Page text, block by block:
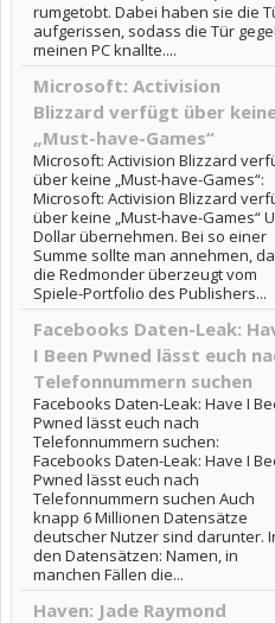
rumgetobt. Dabei haben sie die
aufgerissen, sodass die Tür
meinen PC knallte....
Microsoft: Activision
Blizzard verfügt über
„Must-have-Games“
Microsoft: Activision Blizzard
über keine „Must-have-Games“:
Microsoft: Activision Blizzard
über keine „Must-have-Games“
Dollar übernehmen. Bei so einer
Summe sollte man annehmen,
die Redmonder überzeugt vom
Spiele-Portfolio des Publishers...
Facebooks Daten-Leak:
I Been Pwned lässt euch
Telefonnummern suchen
Facebooks Daten-Leak: Have I
Pwned lässt euch nach
Telefonnummern suchen:
Facebooks Daten-Leak: Have I
Pwned lässt euch nach
Telefonnummern suchen Auch
knapp 6 Millionen Datensätze
deutscher Nutzer sind darunter.
den Datensätzen: Namen, in
manchen Fällen die...
Haven: Jade Raymond